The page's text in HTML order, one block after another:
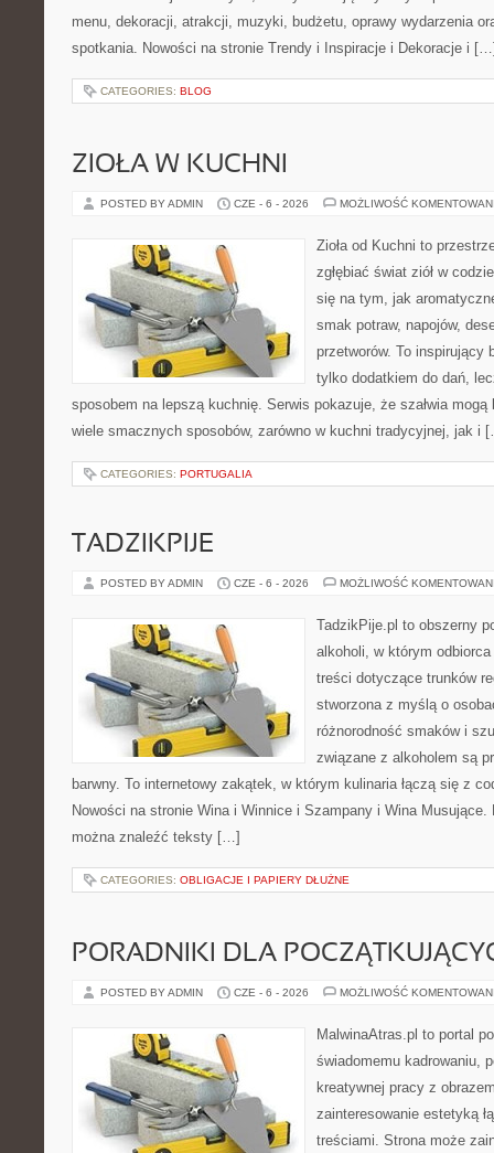
menu, dekoracji, atrakcji, muzyki, budżetu, oprawy wydarzenia
spotkania. Nowości na stronie Trendy i Inspiracje i Dekoracje i
CATEGORIES: BLOG
ZIOŁA W KUCHNI
POSTED BY ADMIN CZE - 6 - 2026 MOŻLIWOŚĆ
Zioła od Kuchni to
zgłębiać świat ziół w
się na tym, jak
smak potraw, napojów,
przetworów. To inspirujący
tylko dodatkiem do dań,
sposobem na lepszą kuchnię. Serwis pokazuje, że szałwia
wiele smacznych sposobów, zarówno w kuchni tradycyjnej, jak i
CATEGORIES: PORTUGALIA
TADZIKPIJE
POSTED BY ADMIN CZE - 6 - 2026 MOŻLIWOŚĆ
TadzikPije.pl to obszerny
alkoholi, w którym
treści dotyczące trunków
stworzona z myślą o
różnorodność smaków i
związane z alkoholem są
barwny. To internetowy zakątek, w którym kulinaria łączą się z
Nowości na stronie Wina i Winnice i Szampany i Wina Musujące.
można znaleźć teksty […]
CATEGORIES: OBLIGACJE I PAPIERY DŁUŻNE
PORADNIKI DLA
POSTED BY ADMIN CZE - 6 - 2026 MOŻLIWOŚĆ
MalwinaAtras.pl to portal
świadomemu kadrowaniu,
kreatywnej pracy z
zainteresowanie estetyką
treściami. Strona może